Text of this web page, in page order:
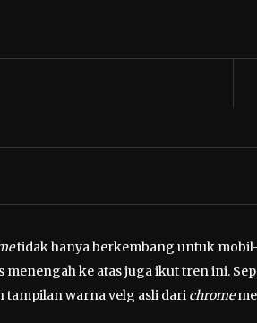
tidak hanya berkembang untuk
menengah ke atas juga ikut tren ini.
tampilan warna velg asli dari chrome